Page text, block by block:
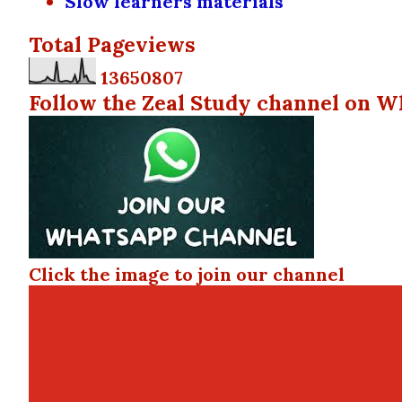
Total Pageviews
13650807
Follow the Zeal Study channel on
Click the image to join our channel